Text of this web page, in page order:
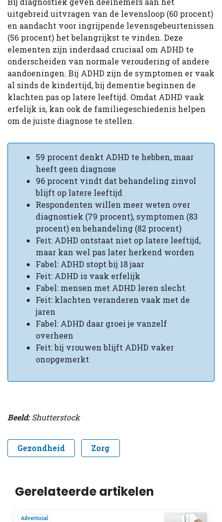
uitgebreid uitvragen van de levensloop (60 procent)
en aandacht voor ingrijpende levensgebeurtenissen
(56 procent) het belangrijkst te vinden. Deze
elementen zijn inderdaad cruciaal om ADHD te
onderscheiden van normale veroudering of andere
aandoeningen. Bij ADHD zijn de symptomen er vaak
al sinds de kindertijd, bij dementie beginnen de
klachten pas op latere leeftijd. Omdat ADHD vaak
erfelijk is, kan ook de familiegeschiedenis helpen
om de juiste diagnose te stellen.
59 procent denkt ADHD te hebben, maar
heeft geen diagnose
96 procent vindt dat behandeling zinvol
blijft op latere leeftijd
Respondenten willen meer weten over
diagnostiek (79 procent), symptomen (83
procent) en behandeling (82 procent)
Feit: ADHD ontstaat niet op latere leeftijd,
maar kan wel pas later herkend worden
Fabel: ADHD stopt bij 18 jaar
Feit: ADHD is vaak erfelijk
Fabel: mensen met ADHD leren slecht
Feit: klachten veranderen vaak met de
jaren
Fabel: ADHD daar groei je vanzelf
overheen
Feit: bij vrouwen blijft ADHD vaker
onopgemerkt
Beeld:Shutterstock
Gezondheid Zorg
Gerelateerde artikelen
Advertorial